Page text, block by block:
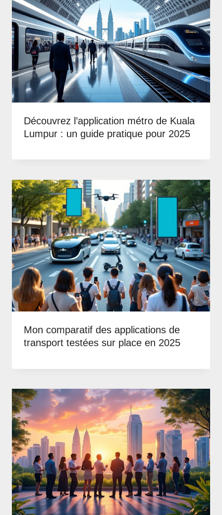
Découvrez l’application métro de Kuala
Lumpur : un guide pratique pour 2025
Mon comparatif des applications de
transport testées sur place en 2025